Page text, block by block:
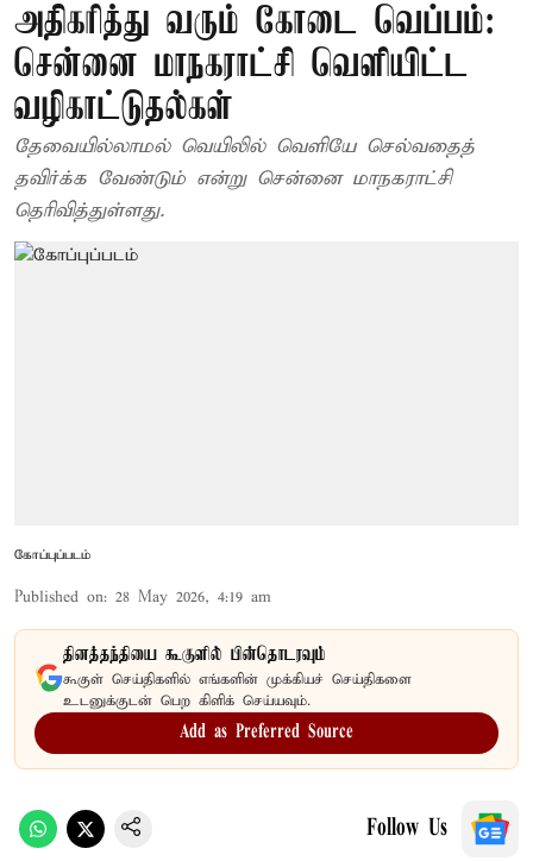
அதிகரித்து வரும் கோடை வெப்பம்:
சென்னை மாநகராட்சி வெளியிட்ட
வழிகாட்டுதல்கள்
தேவையில்லாமல் வெயிலில் வெளியே செல்வதைத்
தவிர்க்க வேண்டும் என்று சென்னை மாநகராட்சி
தெரிவித்துள்ளது.
கோப்புப்படம்
Published on: 28 May 2026, 4:19 am
தினத்தந்தியை கூகுளில் பின்தொடரவும்
கூகுள் செய்திகளில் எங்களின் முக்கியச் செய்திகளை
உடனுக்குடன் பெற கிளிக் செய்யவும்.
Add as Preferred Source
Follow Us